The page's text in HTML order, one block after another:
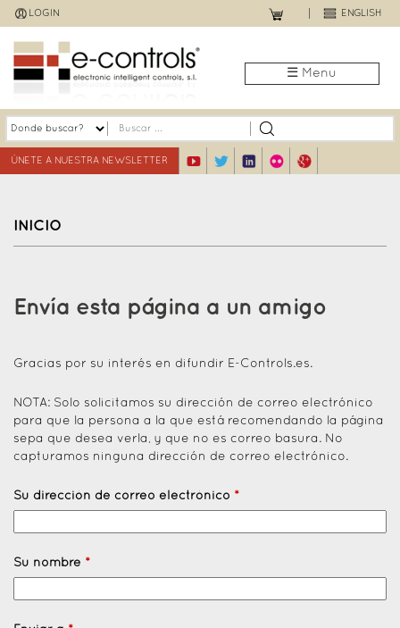
Jump
to
navigation
LOGIN ENGLISH
☰ Menu
ÚNETE A NUESTRA NEWSLETTER
INICIO
top
Envía esta página a un amigo
Gracias por su interés en difundir E-Controls.es.
NOTA: Solo solicitamos su dirección de correo electrónico
para que la persona a la que está recomendando la página
sepa que desea verla, y que no es correo basura. No
capturamos ninguna dirección de correo electrónico.
Su dirección de correo electrónico *
Su nombre *